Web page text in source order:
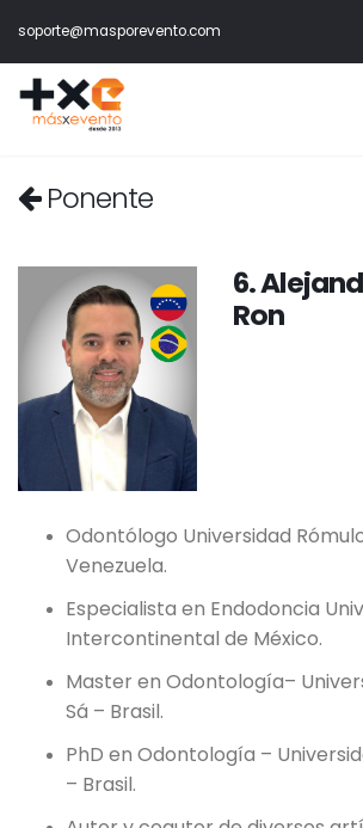
soporte@masporevento.com
Ponente
6.
Ron
Odontólogo Universidad
Venezuela.
Especialista en Endodoncia
Intercontinental de México.
Master en Odontología–
Sá – Brasil.
PhD en Odontología –
– Brasil.